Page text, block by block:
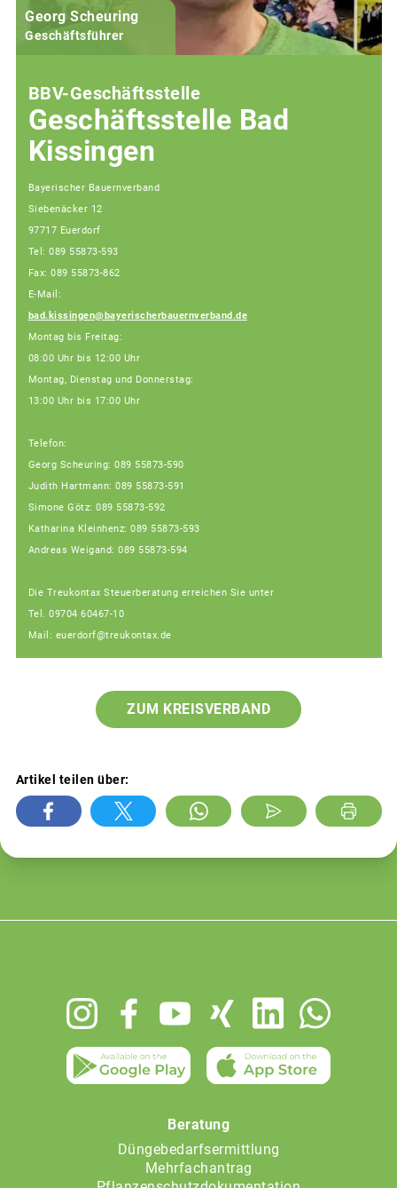
Georg Scheuring
Geschäftsführer
BBV-Geschäftsstelle
Geschäftsstelle Bad
Kissingen
Bayerischer Bauernverband
Siebenäcker 12
97717 Euerdorf
Tel: 089 55873-593
Fax: 089 55873-862
E-Mail:
bad.kissingen@bayerischerbauernverband.de
Montag bis Freitag:
08:00 Uhr bis 12:00 Uhr
Montag, Dienstag und Donnerstag:
13:00 Uhr bis 17:00 Uhr
Telefon:
Georg Scheuring: 089 55873-590
Judith Hartmann: 089 55873-591
Simone Götz: 089 55873-592
Katharina Kleinhenz: 089 55873-593
Andreas Weigand: 089 55873-594
Die Treukontax Steuerberatung erreichen Sie unter
Tel. 09704 60467-10
Mail: euerdorf@treukontax.de
ZUM KREISVERBAND
Artikel teilen über:
Beratung
Düngebedarfsermittlung
Mehrfachantrag